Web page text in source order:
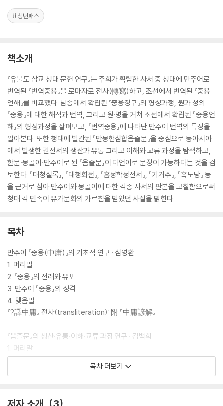
#청년패스
책소개
『유불도 삼교 청대 문헌 연구』는 주희가 확립한 사서 중 청대에 만주어로
번역된 『번역중용』을 로마자로 전사(轉寫)하고, 조선에서 번역된 『중용
언해』를 비교했다. 남송에서 확립된 『중용장구』의 형성과정, 원과 청의
『중용』에 대한 해석과 번역, 그리고 원·명을 거쳐 조선에서 확립된 『중용언
해』의 형성과정을 살펴보고, 『번역중용』에 나타난 만주어 번역의 특징을
알아본다. 또한 청대에 발간된 『만몽한삼합음즐문』을 중심으로 동아시아
에서 발생한 권선서의 생산과 유통 그리고 이해와 교류 과정을 탐색하고,
한문·몽골어·만주어로 된 『음즐문』이 다언어로 문장이 가능하다는 것을 검
토한다. 『대청실록』, 『대청회전』, 『흠정학정전서』, 『기거주』, 『흑도당』 등
을 근거로 삼아 만주어와 몽골어에 대한 각종 사서의 판본을 고찰함으로써
청대 각 민족이 유가문화의 가르침을 받았던 사실을 밝힌다.
목차
만주어 『중용(中庸)』의 기초적 연구 · 심영환
1. 머리말
2. 『중용』의 전래와 유포
3. 만주어 『중용』의 성격
4. 맺음말
『?譯中庸』 전사(transliteration): 附 『中庸諺解』
『음즐문』의 생산·유통·이해·교류 과정 연구 · 김백희
1. 머리말
2. 『음즐문』의 생산과 유통
목차 더보기
저자 소개 3